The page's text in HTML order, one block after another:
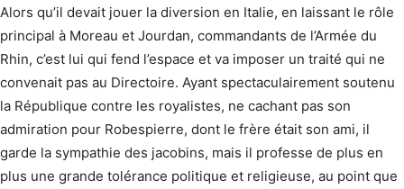
Alors qu’il devait jouer la diversion en Italie, en laissant le rôle
principal à Moreau et Jourdan, commandants de l’Armée du
Rhin, c’est lui qui fend l’espace et va imposer un traité qui ne
convenait pas au Directoire. Ayant spectaculairement soutenu
la République contre les royalistes, ne cachant pas son
admiration pour Robespierre, dont le frère était son ami, il
garde la sympathie des jacobins, mais il professe de plus en
plus une grande tolérance politique et religieuse, au point que